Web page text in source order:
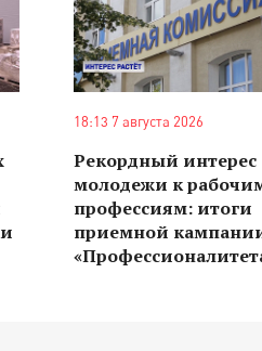
18:13 7 августа 2026
Рекордный интерес
молодежи к
профессиям: итоги
приемной